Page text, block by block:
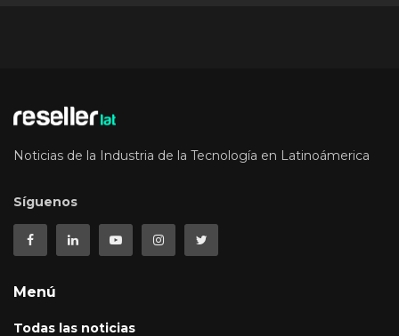
Noticias de la Industria de la Tecnología en Latinoámerica
Síguenos
Menú
Todas las noticias